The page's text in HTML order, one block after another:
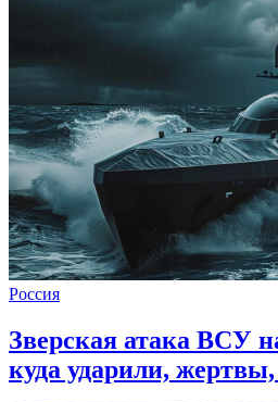
Россия
Зверская атака ВСУ
куда ударили,